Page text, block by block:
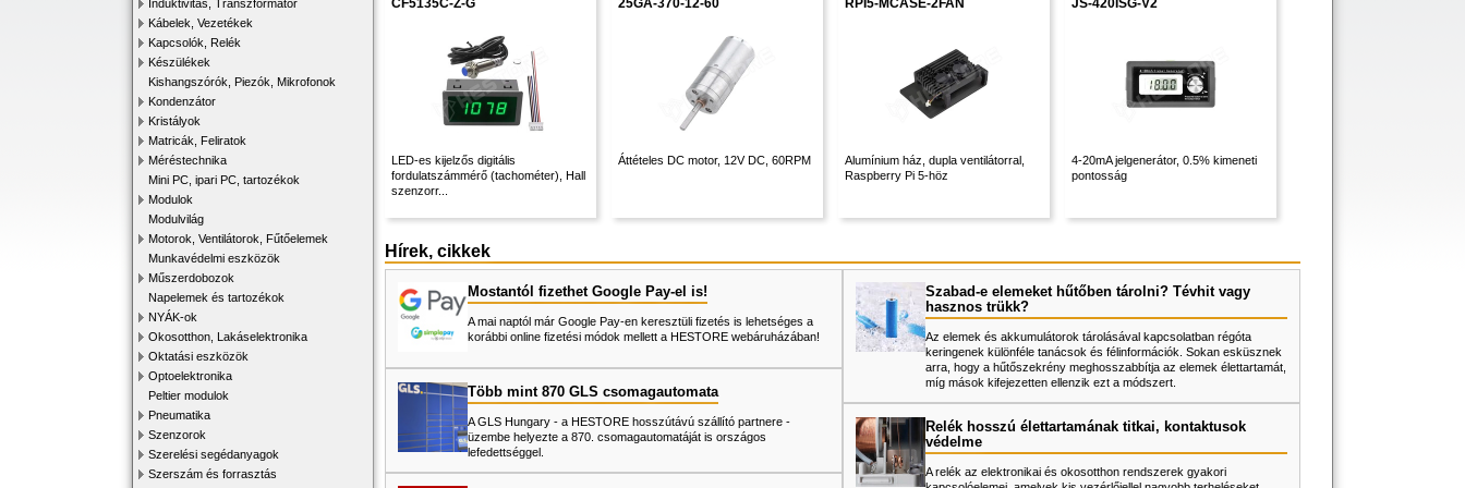
Induktivitás, Transzformátor
Kábelek, Vezetékek
Kapcsolók, Relék
Készülékek
Kishangszórók, Piezók, Mikrofonok
Kondenzátor
Kristályok
Matricák, Feliratok
Méréstechnika
Mini PC, ipari PC, tartozékok
Modulok
Modulvilág
Motorok, Ventilátorok, Fűtőelemek
Munkavédelmi eszközök
Műszerdobozok
Napelemek és tartozékok
NYÁK-ok
Okosotthon, Lakáselektronika
Oktatási eszközök
Optoelektronika
Peltier modulok
Pneumatika
Szenzorok
Szerelési segédanyagok
Szerszám és forrasztás
CF5135C-Z-G
LED-es kijelzős digitális
fordulatszámmérő (tachométer), Hall
szenzorr...
25GA-370-12-60
Áttételes DC motor, 12V DC, 60RPM
RPI5-MCASE-2FAN
Alumínium ház, dupla ventilátorral,
Raspberry Pi 5-höz
JS-420ISG-V2
4-20mA jelgenerátor, 0.5% kimeneti
pontosság
Hírek, cikkek
Mostantól fizethet Google Pay-el is!
A mai naptól már Google Pay-en keresztüli fizetés is lehetséges a
korábbi online fizetési módok mellett a HESTORE webáruházában!
Több mint 870 GLS csomagautomata
A GLS Hungary - a HESTORE hosszútávú szállító partnere -
üzembe helyezte a 870. csomagautomatáját is országos
lefedettséggel.
Szabad-e elemeket hűtőben tárolni? Tévhit vagy
hasznos trükk?
Az elemek és akkumulátorok tárolásával kapcsolatban régóta
keringenek különféle tanácsok és félinformációk. Sokan esküsznek
arra, hogy a hűtőszekrény meghosszabbítja az elemek élettartamát,
míg mások kifejezetten ellenzik ezt a módszert.
Relék hosszú élettartamának titkai, kontaktusok
védelme
A relék az elektronikai és okosotthon rendszerek gyakori